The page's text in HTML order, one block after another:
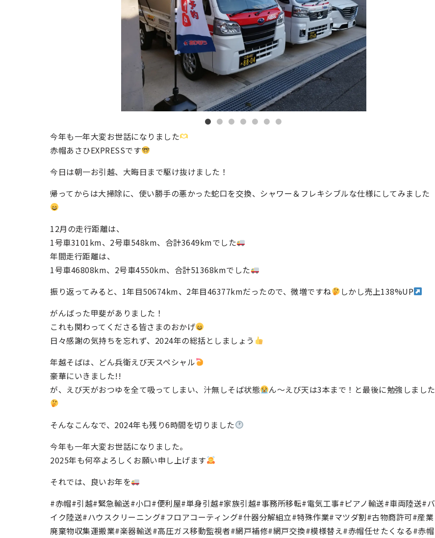
今年も一年大変お世話になりました
赤帽あさひEXPRESSです
今日は朝一お引越、大晦日まで駆け抜けました！
帰ってからは大掃除に、使い勝手の悪かった蛇口を交換、シャワー＆フレキシブルな仕様にしてみました
12月の走行距離は、
1号車3101km、2号車548km、合計3649kmでした
年間走行距離は、
1号車46808km、2号車4550km、合計51368kmでした
振り返ってみると、1年目50674km、2年目46377kmだったので、微増ですね
しかし売上138%UP
がんばった甲斐がありました！
これも関わってくださる皆さまのおかげ
日々感謝の気持ちを忘れず、2024年の総括としましょう
年越そばは、どん兵衛えび天スペシャル
豪華にいきました!!
が、えび天がおつゆを全て吸ってしまい、汁無しそば状態
ん〜えび天は3本まで！と最後に勉強しました
そんなこんなで、2024年も残り6時間を切りました
今年も一年大変お世話になりました。
2025年も何卒よろしくお願い申し上げます
それでは、良いお年を
#赤帽#引越#緊急輸送#小口#便利屋#単身引越#家族引越#事務所移転#電気工事#ピアノ輸送#車両陸送#バ
イク陸送#ハウスクリーニング#フロアコーティング#什器分解組立#特殊作業#マツダ割#古物商許可#産業
廃棄物収集運搬業#楽器輸送#高圧ガス移動監視者#網戸補修#網戸交換#模様替え#赤帽任せたくなる#赤帽